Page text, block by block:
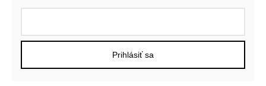
Prihlásiť sa